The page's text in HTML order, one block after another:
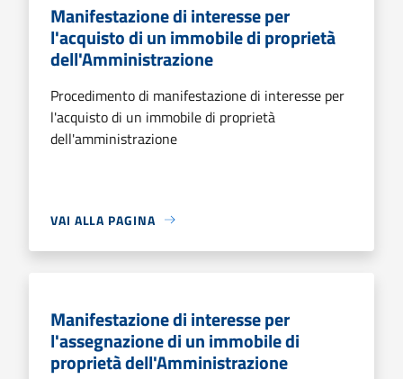
Manifestazione di interesse per
l'acquisto di un immobile di proprietà
dell'Amministrazione
Procedimento di manifestazione di interesse per
l'acquisto di un immobile di proprietà
dell'amministrazione
VAI ALLA PAGINA
Manifestazione di interesse per
l'assegnazione di un immobile di
proprietà dell'Amministrazione